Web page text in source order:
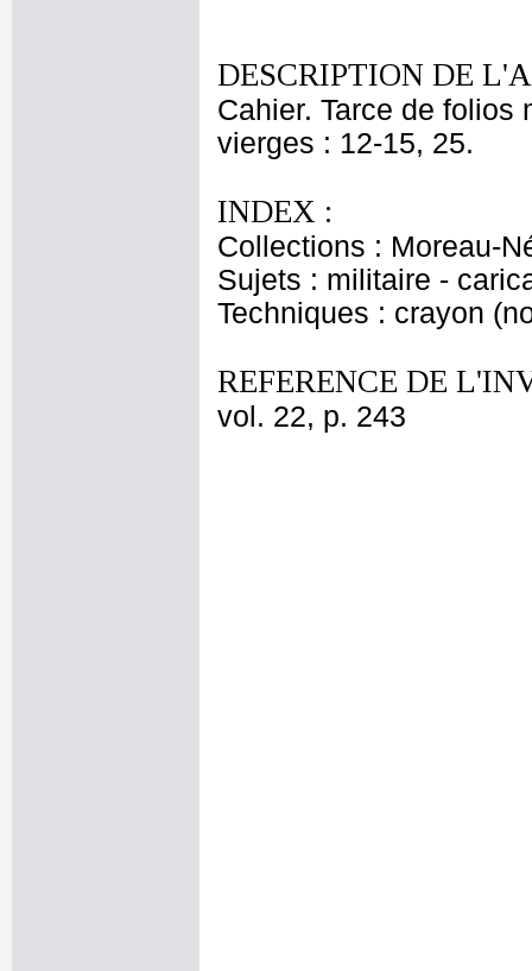
DESCRIPTION DE
Cahier. Tarce de folios
vierges : 12-15, 25.
INDEX :
Collections : Moreau-
Sujets : militaire -
Techniques : crayon
REFERENCE DE
vol. 22, p. 243